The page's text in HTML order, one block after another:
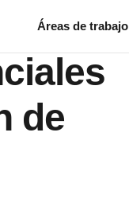
Áreas de trabajo
de las
de